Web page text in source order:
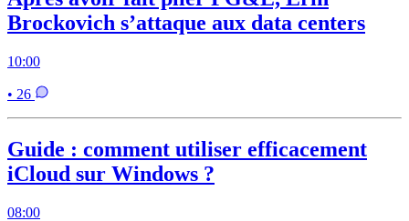
Brockovich s’attaque aux data centers
10:00
• 26
Guide : comment utiliser efficacement
iCloud sur Windows ?
08:00